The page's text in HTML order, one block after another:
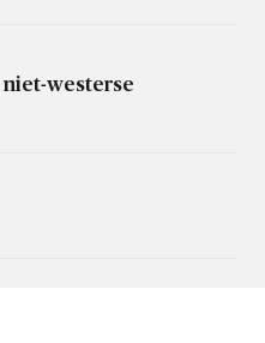
westerse